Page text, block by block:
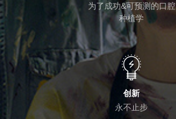
为了成功&可预测的口腔
种植学
创新
永不止步